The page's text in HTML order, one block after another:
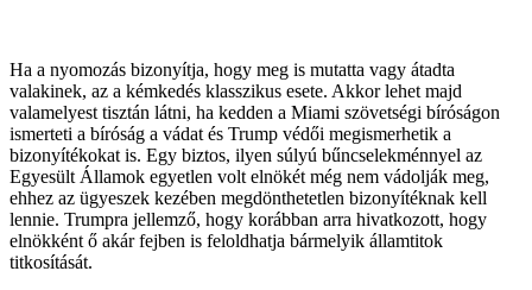
Ha a nyomozás bizonyítja, hogy meg is mutatta vagy átadta
valakinek, az a kémkedés klasszikus esete. Akkor lehet majd
valamelyest tisztán látni, ha kedden a Miami szövetségi bíróságon
ismerteti a bíróság a vádat és Trump védői megismerhetik a
bizonyítékokat is. Egy biztos, ilyen súlyú bűncselekménnyel az
Egyesült Államok egyetlen volt elnökét még nem vádolják meg,
ehhez az ügyeszek kezében megdönthetetlen bizonyítéknak kell
lennie. Trumpra jellemző, hogy korábban arra hivatkozott, hogy
elnökként ő akár fejben is feloldhatja bármelyik államtitok
titkosítását.